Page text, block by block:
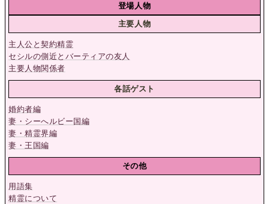
登場人物
主要人物
主人公と契約精霊
セシルの側近とバーティアの友人
主要人物関係者
各話ゲスト
婚約者編
妻・シーへルビー国編
妻・精霊界編
妻・王国編
その他
用語集
精霊について